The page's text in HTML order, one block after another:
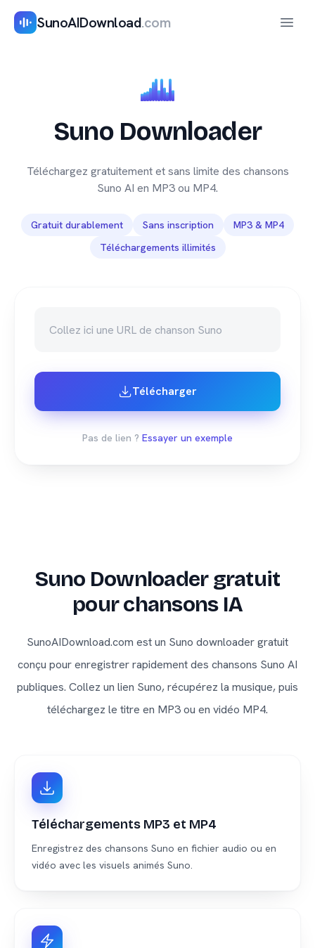
SunoAIDownload.com
Suno Downloader
Téléchargez gratuitement et sans limite des chansons
Suno AI en MP3 ou MP4.
Gratuit durablement Sans inscription
MP3 & MP4
Téléchargements illimités
Télécharger
Pas de lien ? Essayer un exemple
Suno Downloader gratuit
pour chansons IA
SunoAIDownload.com est un Suno downloader gratuit
conçu pour enregistrer rapidement des chansons Suno AI
publiques. Collez un lien Suno, récupérez la musique, puis
téléchargez le titre en MP3 ou en vidéo MP4.
Téléchargements MP3 et MP4
Enregistrez des chansons Suno en fichier audio ou en
vidéo avec les visuels animés Suno.